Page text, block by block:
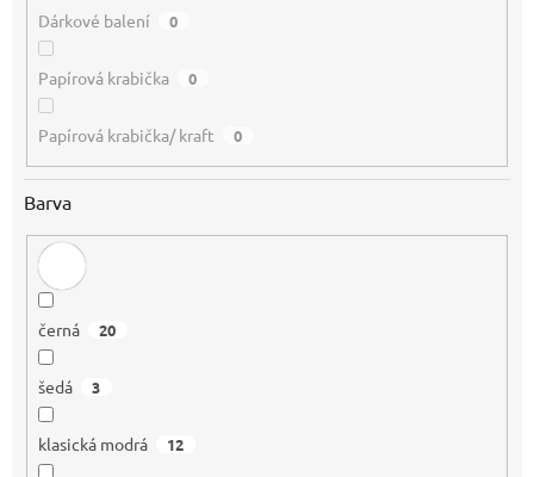
Dárkové balení 0
Papírová krabička 0
Papírová krabička/ kraft 0
Barva
černá 20
šedá 3
klasická modrá 12